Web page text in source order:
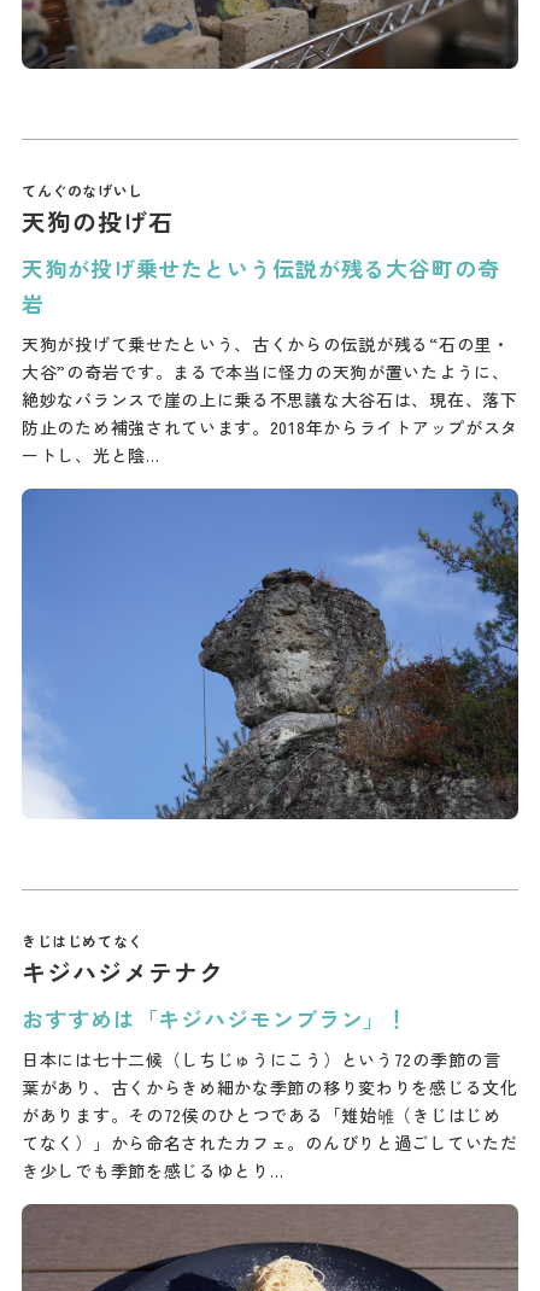
天狗の投げ石
天狗が投げ乗せたという伝説が残る大谷町の奇
岩
天狗が投げて乗せたという、古くからの伝説が残る“石の里・
大谷”の奇岩です。まるで本当に怪力の天狗が置いたように、
絶妙なバランスで崖の上に乗る不思議な大谷石は、現在、落下
防止のため補強されています。2018年からライトアップがスタ
ートし、光と陰…
キジハジメテナク
おすすめは「キジハジモンブラン」！
日本には七十二候（しちじゅうにこう）という72の季節の言
葉があり、古くからきめ細かな季節の移り変わりを感じる文化
があります。その72侯のひとつである「雉始雊（きじはじめ
てなく）」から命名されたカフェ。のんびりと過ごしていただ
き少しでも季節を感じるゆとり…